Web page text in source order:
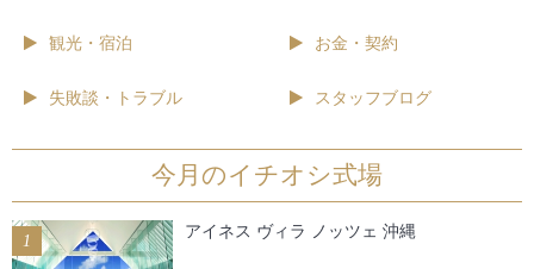
観光・宿泊 お金・契約
失敗談・トラブル スタッフブログ
今月のイチオシ式場
1
アイネス ヴィラ ノッツェ 沖縄